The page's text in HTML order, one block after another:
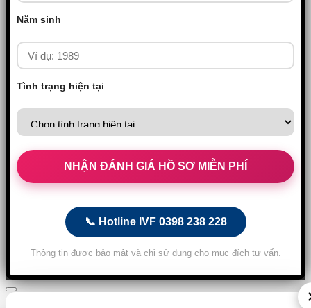
Năm sinh
Tình trạng hiện tại
📞 Hotline IVF 0398 238 228
Thông tin được bảo mật và chỉ sử dụng cho mục đích tư vấn.